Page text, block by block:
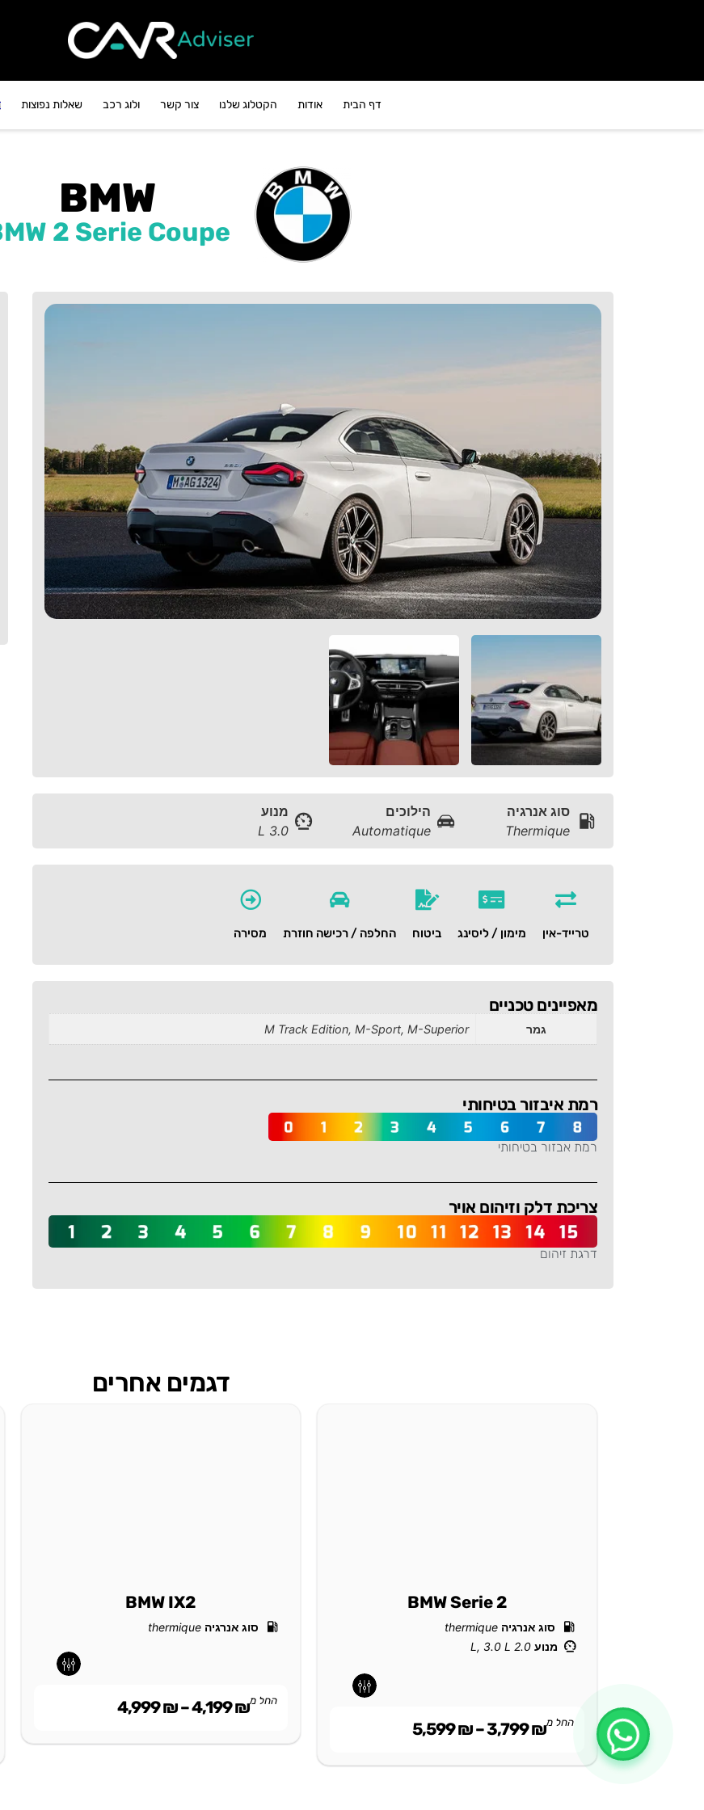
דף הבית אודות הקטלוג שלנו צור קשר ולוג רכב שאלות נפוצות
BMW
2 Serie Coupe
סוג אנרגיה
Thermique
הילוכים
Automatique
מנוע
3.0 L
טרייד-אין מימון / ליסינג ביטוח החלפה / רכישה חוזרת מסירה
מאפיינים טכניים
גמר M Track Edition, M-Sport, M-Superior
רמת איבזור בטיחותי
רמת אבזור בטיחותי
צריכת דלק וזיהום אויר
דרגת זיהום
דגמים אחרים
BMW Serie 2
סוג אנרגיה thermique
מנוע 2.0 L, 3.0 L
החל מ 3,799₪
–
5,599₪
BMW IX2
סוג אנרגיה thermique
החל מ 4,199₪
–
4,999₪